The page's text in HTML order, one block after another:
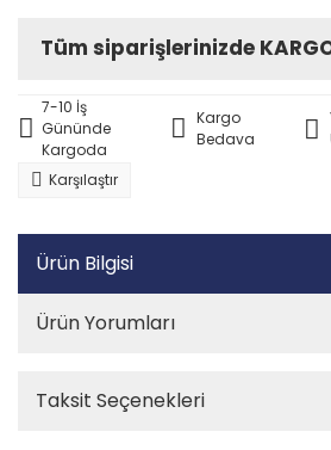
Tüm siparişlerinizde KARGO
7-10 İş
Gününde
Kargoda
Kargo
Bedava
Karşılaştır
Ürün Bilgisi
Ürün Yorumları
Taksit Seçenekleri